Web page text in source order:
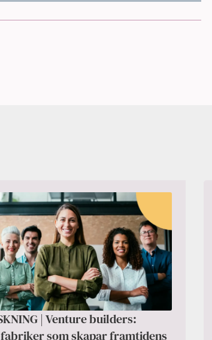
| Venture builders:
som skapar framtidens